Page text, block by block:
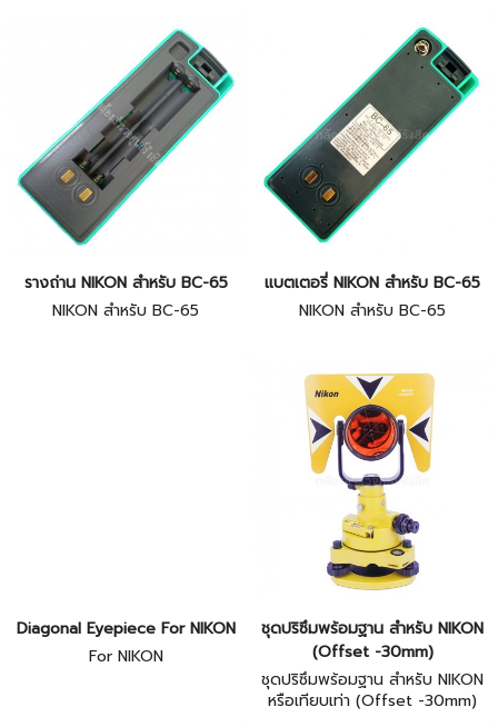
รางถ่าน NIKON สำหรับ BC-65
NIKON สำหรับ BC-65
แบตเตอรี่ NIKON สำหรับ BC-65
NIKON สำหรับ BC-65
Diagonal Eyepiece For NIKON
For NIKON
ชุดปริซึมพร้อมฐาน สำหรับ NIKON
(Offset -30mm)
ชุดปริซึมพร้อมฐาน สำหรับ NIKON
หรือเทียบเท่า (Offset -30mm)